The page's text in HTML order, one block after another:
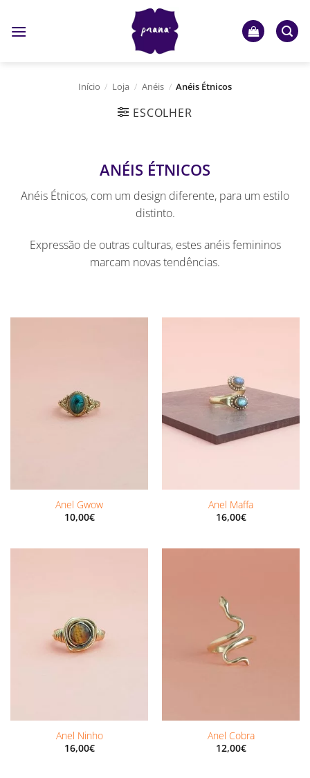
Início / Loja / Anéis / Anéis Étnicos
ESCOLHER
ANÉIS ÉTNICOS
Anéis Étnicos, com um design diferente, para um estilo
distinto.
Expressão de outras culturas, estes anéis femininos
marcam novas tendências.
Anel Gwow
10,00€
Anel Maffa
16,00€
Anel Ninho
16,00€
Anel Cobra
12,00€